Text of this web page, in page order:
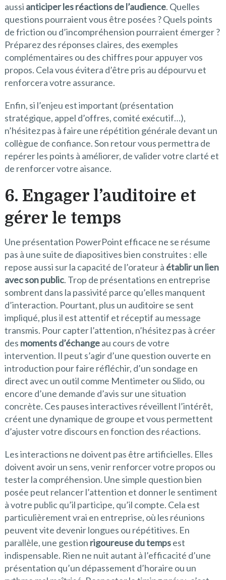
aussi anticiper les réactions de l’audience. Quelles
questions pourraient vous être posées ? Quels points
de friction ou d’incompréhension pourraient émerger ?
Préparez des réponses claires, des exemples
complémentaires ou des chiffres pour appuyer vos
propos. Cela vous évitera d’être pris au dépourvu et
renforcera votre assurance.
Enfin, si l’enjeu est important (présentation
stratégique, appel d’offres, comité exécutif…),
n’hésitez pas à faire une répétition générale devant un
collègue de confiance. Son retour vous permettra de
repérer les points à améliorer, de valider votre clarté et
de renforcer votre aisance.
6. Engager l’auditoire et
gérer le temps
Une présentation PowerPoint efficace ne se résume
pas à une suite de diapositives bien construites : elle
repose aussi sur la capacité de l’orateur à établir un lien
avec son public. Trop de présentations en entreprise
sombrent dans la passivité parce qu’elles manquent
d’interaction. Pourtant, plus un auditoire se sent
impliqué, plus il est attentif et réceptif au message
transmis. Pour capter l’attention, n’hésitez pas à créer
des moments d’échangeau cours de votre
intervention. Il peut s’agir d’une question ouverte en
introduction pour faire réfléchir, d’un sondage en
direct avec un outil comme Mentimeter ou Slido, ou
encore d’une demande d’avis sur une situation
concrète. Ces pauses interactives réveillent l’intérêt,
créent une dynamique de groupe et vous permettent
d’ajuster votre discours en fonction des réactions.
Les interactions ne doivent pas être artificielles. Elles
doivent avoir un sens, venir renforcer votre propos ou
tester la compréhension. Une simple question bien
posée peut relancer l’attention et donner le sentiment
à votre public qu’il participe, qu’il compte. Cela est
particulièrement vrai en entreprise, où les réunions
peuvent vite devenir longues ou répétitives. En
parallèle, une gestion rigoureuse du tempsest
indispensable. Rien ne nuit autant à l’efficacité d’une
présentation qu’un dépassement d’horaire ou un